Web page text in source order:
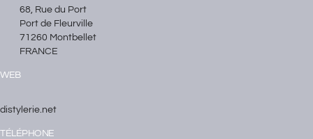
68, Rue du Port
Port de Fleurville
71260 Montbellet
FRANCE
WEB
distylerie.net
TÉLÉPHONE